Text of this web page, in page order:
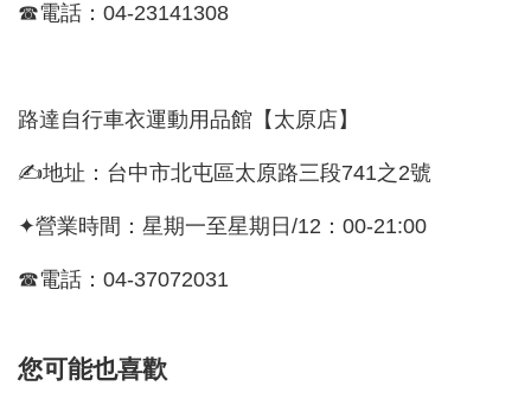
☎電話：04-23141308
路達自行車衣運動用品館【太原店】
✍地址：台中市北屯區太原路三段741之2號
✦營業時間：星期一至星期日/12：00-21:00
☎電話：04-37072031
您可能也喜歡